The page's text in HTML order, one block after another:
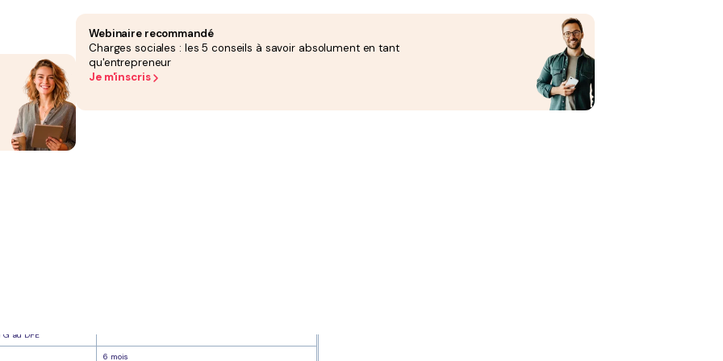
Webinaire recommandé
Charges sociales : les 5 conseils à savoir absolument en tant
qu'entrepreneur
Je m'inscris
ou l'agent immobilier. Sa mission : établir le dossier de diagnostic technique
location.
des installations gaz ou électriques, risques naturels, etc. Le DDT donne à
peut être annulée ou la responsabilité du vendeur engagée.
du marché.
au DPE
6 mois